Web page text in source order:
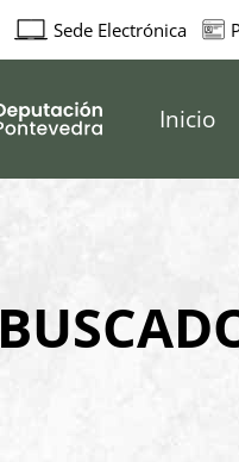
Sede Electrónica
Inicio